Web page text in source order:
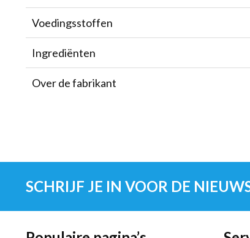
Voedingsstoffen
Ingrediënten
Over de fabrikant
SCHRIJF JE IN VOOR DE